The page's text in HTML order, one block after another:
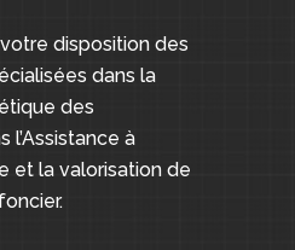
disposition des
dans la
des
l’Assistance à
et la valorisation de